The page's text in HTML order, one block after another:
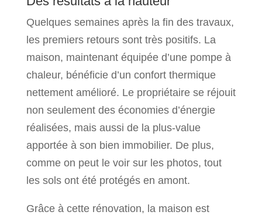
Quelques semaines après la fin des travaux,
les premiers retours sont très positifs. La
maison, maintenant équipée d’une pompe à
chaleur, bénéficie d’un confort thermique
nettement amélioré. Le propriétaire se réjouit
non seulement des économies d’énergie
réalisées, mais aussi de la plus-value
apportée à son bien immobilier. De plus,
comme on peut le voir sur les photos, tout
les sols ont été protégés en amont.
Grâce à cette rénovation, la maison est